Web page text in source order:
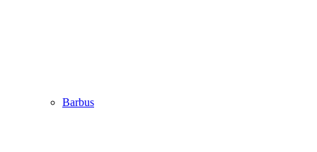
Barbus